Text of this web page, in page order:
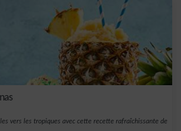
vers les tropiques avec cette recette rafraîchissante de